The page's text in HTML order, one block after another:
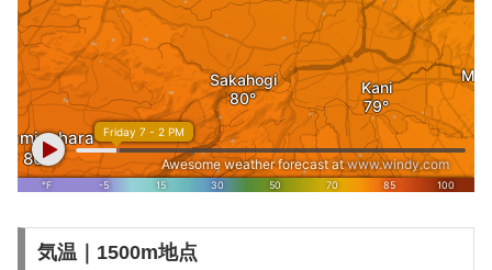
気温｜1500m地点